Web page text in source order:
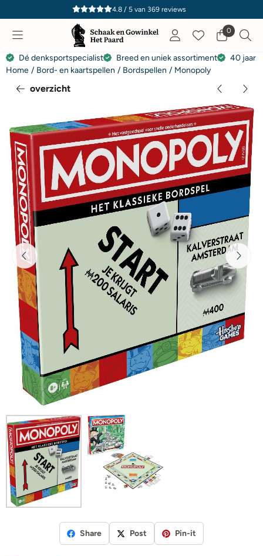
Cookievoorkeuren zijn momenteel gesloten.
4.8 / 5van 369reviews
0
Dé denksportspecialist Breed en uniek assortiment
40 jaar
Home / Bord- en kaartspellen / Bordspellen / Monopoly
overzicht
Share Post Pin-it